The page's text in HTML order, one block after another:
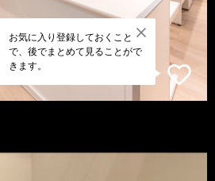
お気に入り登録しておくこと
で、後でまとめて見ることがで
きます。